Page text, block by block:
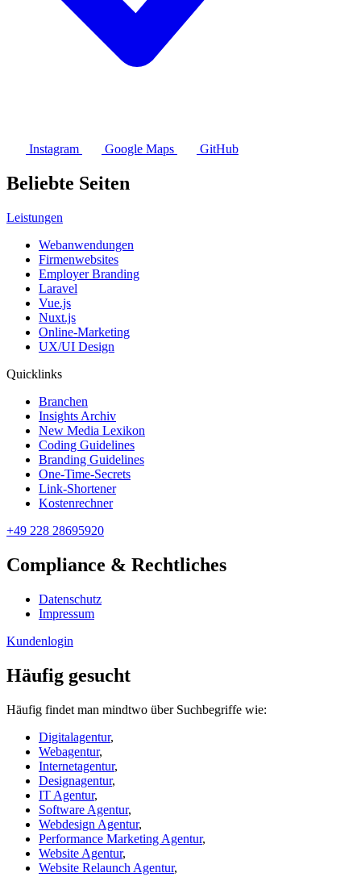
Instagram Google Maps GitHub
Beliebte Seiten
Leistungen
Webanwendungen
Firmenwebsites
Employer Branding
Laravel
Vue.js
Nuxt.js
Online-Marketing
UX/UI Design
Quicklinks
Branchen
Insights Archiv
New Media Lexikon
Coding Guidelines
Branding Guidelines
One-Time-Secrets
Link-Shortener
Kostenrechner
+49 228 28695920
Compliance & Rechtliches
Datenschutz
Impressum
Kundenlogin
Häufig gesucht
Häufig findet man mindtwo über Suchbegriffe wie:
Digitalagentur,
Webagentur,
Internetagentur,
Designagentur,
IT Agentur,
Software Agentur,
Webdesign Agentur,
Performance Marketing Agentur,
Website Agentur,
Website Relaunch Agentur,